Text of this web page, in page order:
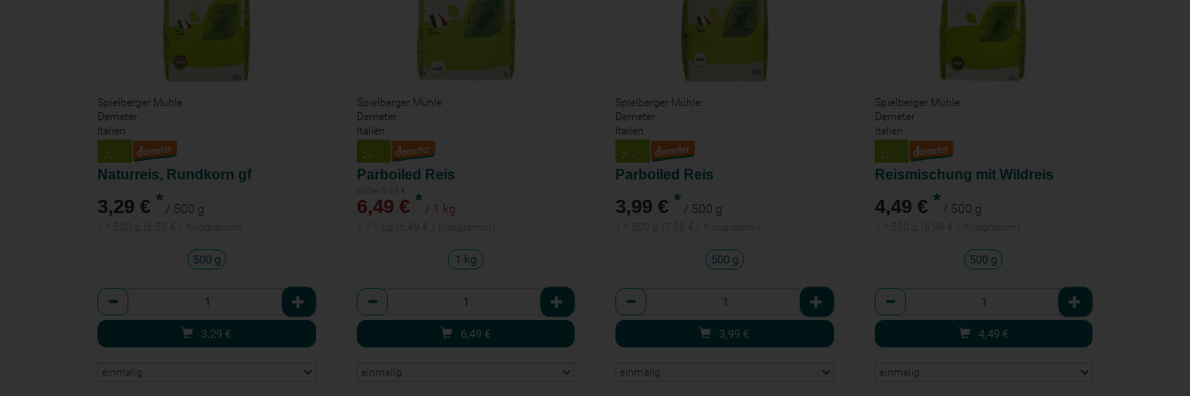
Spielberger Mühle
Demeter
Italien
Naturreis, Rundkorn gf
3,29 € * / 500 g
500 g
Anzahl
3,29 €
Spielberger Mühle
Demeter
Italien
Parboiled Reis
6,49 € * / 1 kg
1 kg
Anzahl
6,49 €
Spielberger Mühle
Demeter
Italien
Parboiled Reis
3,99 € * / 500 g
500 g
Anzahl
3,99 €
Spielberger Mühle
Demeter
Italien
Reismischung mit Wildreis
4,49 € * / 500 g
500 g
Anzahl
4,49 €